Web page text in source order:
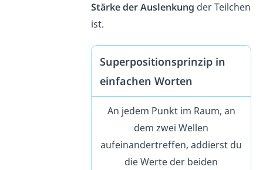
Stärke der Auslenkung der Teilchen
ist.
Superpositionsprinzip in
einfachen Worten
An jedem Punkt im Raum, an
dem zwei Wellen
aufeinandertreffen, addierst du
die Werte der beiden